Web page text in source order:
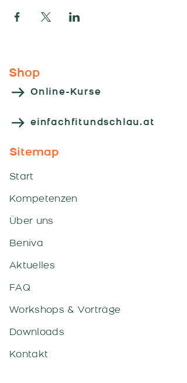
Shop
Online-Kurse
einfachfitundschlau.at
Sitemap
Start
Kompetenzen
Über uns
Beniva
Aktuelles
FAQ
Workshops & Vorträge
Downloads
Kontakt